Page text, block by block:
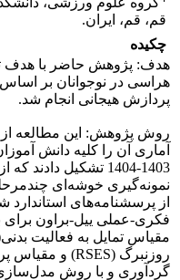
قم، قم، ایران.
چکیده
هدف: پژوهش حاضر با هدف
هراسی در نوجوانان بر
پردازش هیجانی انجام شد.
روش پژوهش: این مطالعه
آماری آن را کلیه دانش
نمونه‌گیری خوشه‌ای
از پرسشنامه‌های